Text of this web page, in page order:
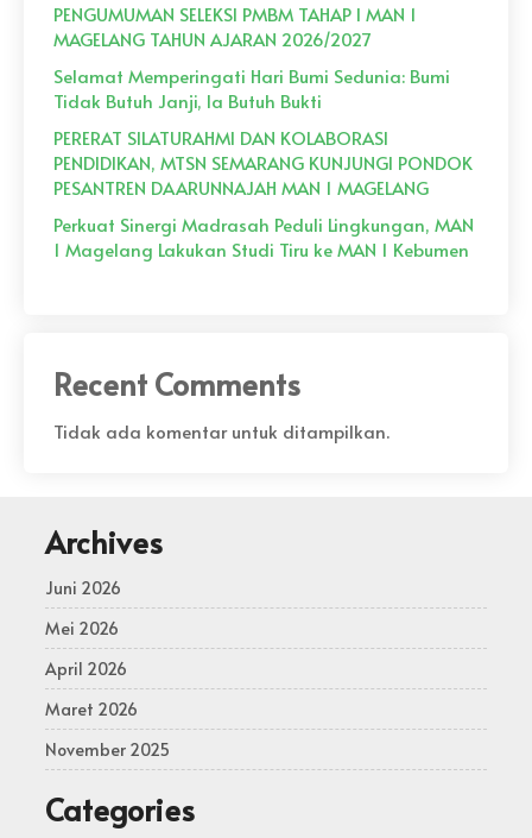
PENGUMUMAN SELEKSI PMBM TAHAP I MAN 1
MAGELANG TAHUN AJARAN 2026/2027
Selamat Memperingati Hari Bumi Sedunia: Bumi
Tidak Butuh Janji, Ia Butuh Bukti
PERERAT SILATURAHMI DAN KOLABORASI
PENDIDIKAN, MTSN SEMARANG KUNJUNGI PONDOK
PESANTREN DAARUNNAJAH MAN 1 MAGELANG
Perkuat Sinergi Madrasah Peduli Lingkungan, MAN
1 Magelang Lakukan Studi Tiru ke MAN 1 Kebumen
Recent Comments
Tidak ada komentar untuk ditampilkan.
Archives
Juni 2026
Mei 2026
April 2026
Maret 2026
November 2025
Categories